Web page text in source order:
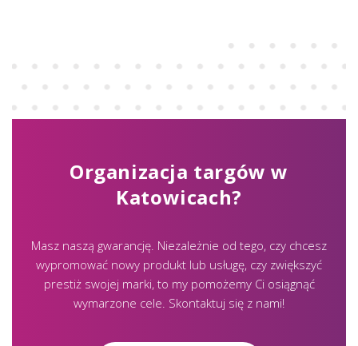
Organizacja targów w
Katowicach?
Masz naszą gwarancję. Niezależnie od tego, czy chcesz
wypromować nowy produkt lub usługę, czy zwiększyć
prestiż swojej marki, to my pomożemy Ci osiągnąć
wymarzone cele. Skontaktuj się z nami!